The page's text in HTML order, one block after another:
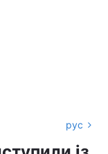
рус